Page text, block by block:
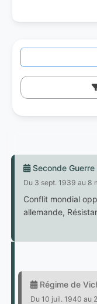
Seconde Guerre
Du 3 sept. 1939 au 8
Conflit mondial
allemande,
Régime de
Du 10 juil. 1940 au